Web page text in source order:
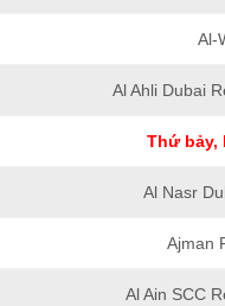
Al-
Al Ahli Dubai
Thứ bảy,
Al Nasr
Ajman
Al Ain SCC